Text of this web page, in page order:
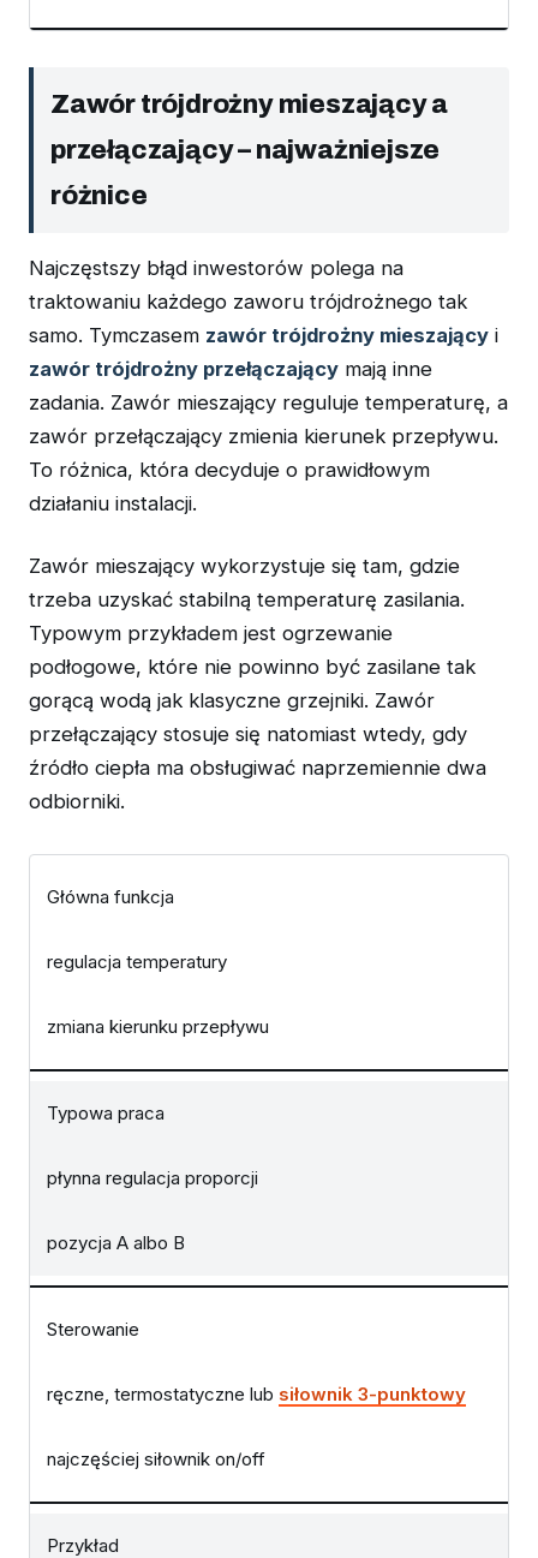
Zawór trójdrożny mieszający a
przełączający – najważniejsze
różnice
Najczęstszy błąd inwestorów polega na
traktowaniu każdego zaworu trójdrożnego tak
samo. Tymczasem zawór trójdrożny mieszający i
zawór trójdrożny przełączający mają inne
zadania. Zawór mieszający reguluje temperaturę, a
zawór przełączający zmienia kierunek przepływu.
To różnica, która decyduje o prawidłowym
działaniu instalacji.
Zawór mieszający wykorzystuje się tam, gdzie
trzeba uzyskać stabilną temperaturę zasilania.
Typowym przykładem jest ogrzewanie
podłogowe, które nie powinno być zasilane tak
gorącą wodą jak klasyczne grzejniki. Zawór
przełączający stosuje się natomiast wtedy, gdy
źródło ciepła ma obsługiwać naprzemiennie dwa
odbiorniki.
Główna funkcja
regulacja temperatury
zmiana kierunku przepływu
Typowa praca
płynna regulacja proporcji
pozycja A albo B
Sterowanie
ręczne, termostatyczne lub siłownik 3-punktowy
najczęściej siłownik on/off
Przykład